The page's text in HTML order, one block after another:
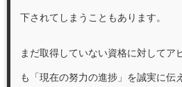
下されてしまうこともあります。
まだ取得していない資格に対してア
も「現在の努力の進捗」を誠実に伝